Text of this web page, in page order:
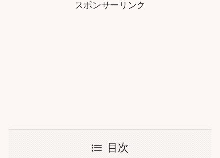
スポンサーリンク
目次